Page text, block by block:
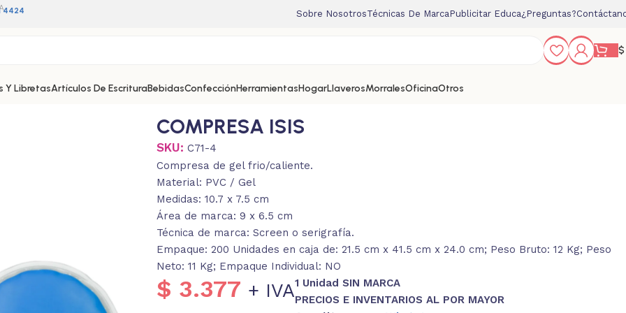
4424 Sobre NosotrosTécnicas De MarcaPublicitar Educa¿Preguntas?
$
Y LibretasArtículos De EscrituraBebidasConfecciónHerramientasHogarLlaverosMorralesOficinaOtros
COMPRESA ISIS
SKU: C71-4
Compresa de gel frio/caliente.
Material: PVC / Gel
Medidas: 10.7 x 7.5 cm
Área de marca: 9 x 6.5 cm
Técnica de marca: Screen o serigrafía.
Empaque: 200 Unidades en caja de: 21.5 cm x 41.5 cm x 24.0 cm; Peso Bruto: 12 Kg; Peso
Neto: 11 Kg; Empaque Individual: NO
$ 3.377 + IVA1 Unidad SIN MARCA
PRECIOS E INVENTARIOS AL POR MAYOR